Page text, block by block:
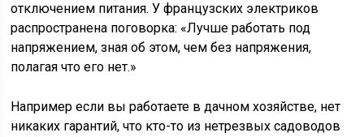
отключением питания. У французских электриков
распространена поговорка: «Лучше работать под
напряжением, зная об этом, чем без напряжения,
полагая что его нет.»
Например если вы работаете в дачном хозяйстве, нет
никаких гарантий, что кто-то из нетрезвых садоводов